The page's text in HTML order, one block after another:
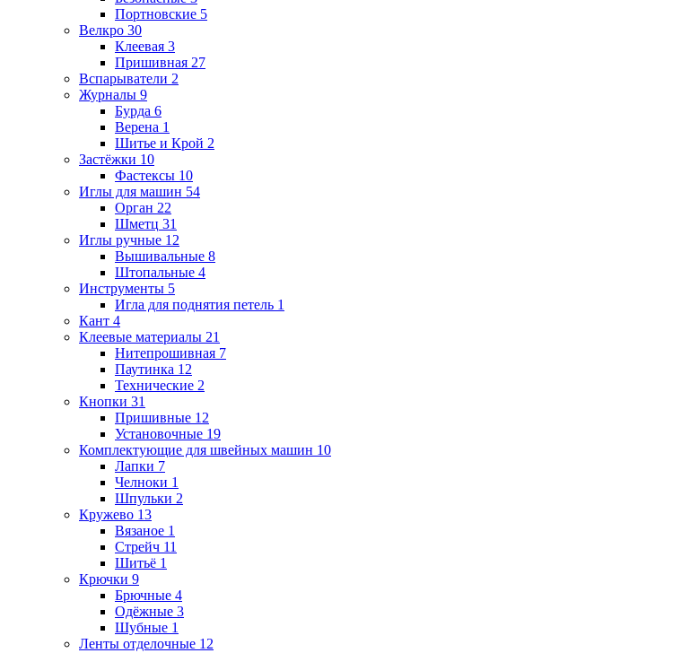
Портновские 5
Велкро 30
Клеевая 3
Пришивная 27
Вспарыватели 2
Журналы 9
Бурда 6
Верена 1
Шитье и Крой 2
Застёжки 10
Фастексы 10
Иглы для машин 54
Орган 22
Шметц 31
Иглы ручные 12
Вышивальные 8
Штопальные 4
Инструменты 5
Игла для поднятия петель 1
Кант 4
Клеевые материалы 21
Нитепрошивная 7
Паутинка 12
Технические 2
Кнопки 31
Пришивные 12
Установочные 19
Комплектующие для швейных машин 10
Лапки 7
Челноки 1
Шпульки 2
Кружево 13
Вязаное 1
Стрейч 11
Шитьё 1
Крючки 9
Брючные 4
Одёжные 3
Шубные 1
Ленты отделочные 12